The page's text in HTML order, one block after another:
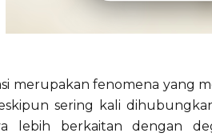
merupakan fenomena yang
sering kali
lebih berkaitan dengan